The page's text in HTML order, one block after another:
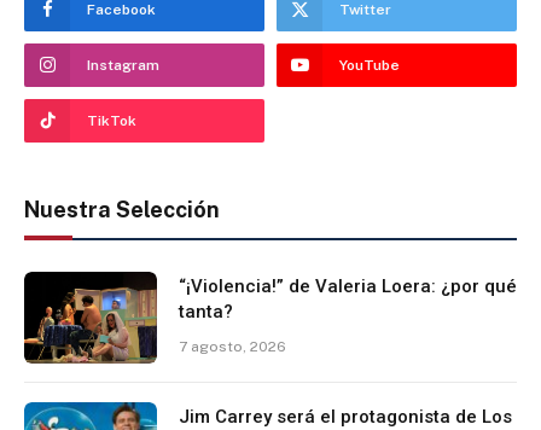
Facebook Twitter
Instagram YouTube
TikTok
Nuestra Selección
“¡Violencia!” de Valeria Loera: ¿por qué
tanta?
7 agosto, 2026
Jim Carrey será el protagonista de Los